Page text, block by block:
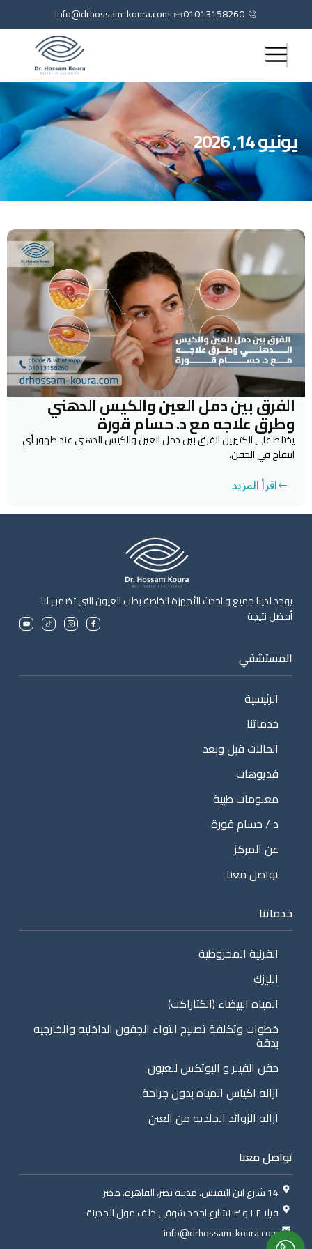
01013158260
info@drhossam-koura.com
يونيو 14, 2026
الفرق بين دمل العين والكيس الدهني
وطرق علاجه مع د. حسام قورة
يختلط على الكثيرين الفرق بين دمل العين والكيس الدهني عند ظهور أي
انتفاخ في الجفن،
اقرأ المزيد
يوجد لدينا جميع و احدث الأجهزة الخاصة بطب العيون التي تضمن لنا
أفضل نتيجة
المستشفي
الرئيسية
خدماتنا
الحالات قبل وبعد
فديوهات
معلومات طبية
د / حسام قورة
عن المركز
تواصل معنا
خدماتنا
القرنية المخروطية
الليزك
المياه البيضاء (الكتاراكت)
خطوات وتكلفة تصليح التواء الجفون الداخليه والخارجيه
بدقة
حقن الفيلر و البوتكس للعيون
ازاله اكياس المياه بدون جراحة
ازاله الزوائد الجلديه من العين
تواصل معنا
14 شارع ابن النفيس، مدينة نصر، القاهرة، مصر
فيلا ١٠٢ و ١٠٣شارع احمد شوقي خلف مول المدينة
info@drhossam-koura.com